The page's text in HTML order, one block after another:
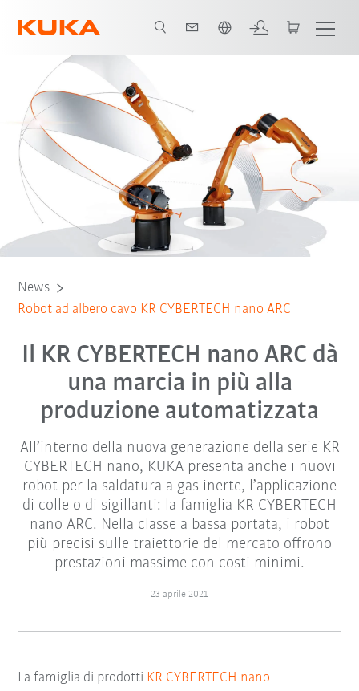
News
Robot ad albero cavo KR CYBERTECH nano ARC
Il KR CYBERTECH nano ARC dà
una marcia in più alla
produzione automatizzata
All’interno della nuova generazione della serie KR
CYBERTECH nano, KUKA presenta anche i nuovi
robot per la saldatura a gas inerte, l’applicazione
di colle o di sigillanti: la famiglia KR CYBERTECH
nano ARC. Nella classe a bassa portata, i robot
più precisi sulle traiettorie del mercato offrono
prestazioni massime con costi minimi.
23 aprile 2021
La famiglia di prodotti KR CYBERTECH nano